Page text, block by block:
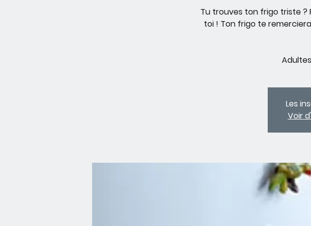
Tu trouves ton frigo triste ?
toi ! Ton frigo te
Les
Voir